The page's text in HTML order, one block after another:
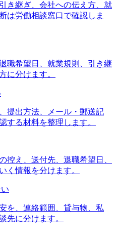
き継ぎ、会社への伝え方、就
は労働相談窓口で確認しま
職希望日、就業規則、引き継
に分けます。
提出方法、メール・郵送記
する材料を整理します。
控え、送付先、退職希望日、
く情報を分けます。
を、連絡範囲、貸与物、私
先に分けます。